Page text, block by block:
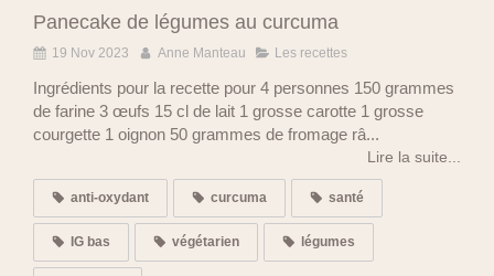
Panecake de légumes au curcuma
19 Nov 2023 Anne Manteau Les recettes
Ingrédients pour la recette pour 4 personnes 150 grammes
de farine 3 œufs 15 cl de lait 1 grosse carotte 1 grosse
courgette 1 oignon 50 grammes de fromage râ...
Lire la suite...
anti-oxydant curcuma santé
IG bas végétarien légumes